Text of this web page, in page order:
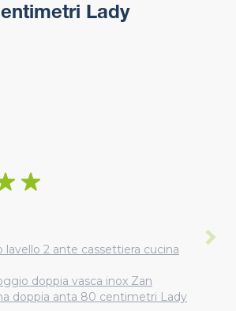
Lady
lavello 2 ante cassettiera cucina
doppia vasca inox Zan
doppia anta 80 centimetri Lady